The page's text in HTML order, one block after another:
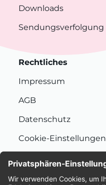
Downloads
Sendungsverfolgung
Rechtliches
Impressum
AGB
Datenschutz
Cookie-Einstellungen